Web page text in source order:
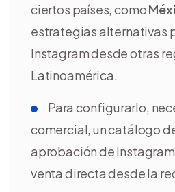
ciertos países, como
estrategias alternativas
Instagram desde otras
Latinoamérica.
Para configurarlo,
comercial, un catálogo
aprobación de
venta directa desde la